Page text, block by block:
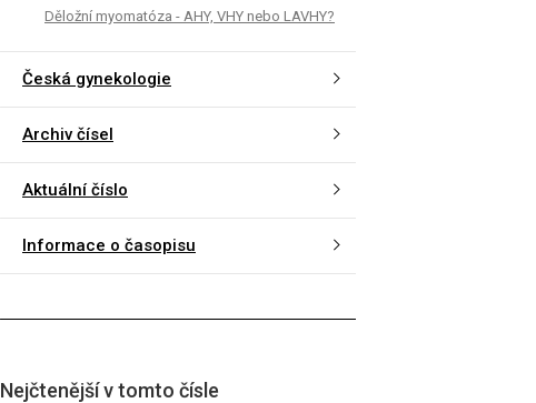
Děložní myomatóza - AHY, VHY nebo LAVHY?
Česká gynekologie
Archiv čísel
Aktuální číslo
Informace o časopisu
Nejčtenější v tomto čísle